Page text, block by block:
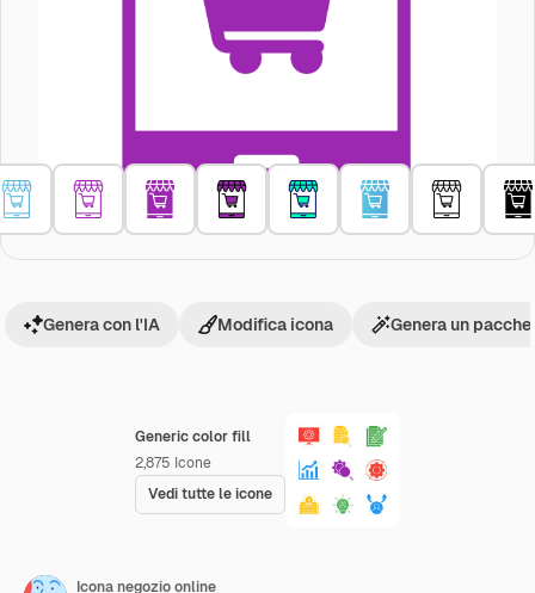
Generic color fill
2,875 Icone
Vedi tutte le icone
Genera con l'IA Modifica icona Genera un
Icona negozio online